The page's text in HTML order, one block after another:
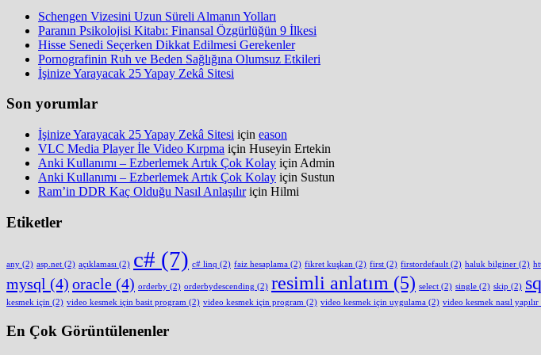
Schengen Vizesini Uzun Süreli Almanın Yolları
Paranın Psikolojisi Kitabı: Finansal Özgürlüğün 9 İlkesi
Hisse Senedi Seçerken Dikkat Edilmesi Gerekenler
Pornografinin Ruh ve Beden Sağlığına Olumsuz Etkileri
İşinize Yarayacak 25 Yapay Zekâ Sitesi
Son yorumlar
İşinize Yarayacak 25 Yapay Zekâ Sitesi için eason
VLC Media Player İle Video Kırpma için Huseyin Ertekin
Anki Kullanımı – Ezberlemek Artık Çok Kolay için Admin
Anki Kullanımı – Ezberlemek Artık Çok Kolay için Sustun
Ram’in DDR Kaç Olduğu Nasıl Anlaşılıriçin Hilmi
Etiketler
any (2) asp.net (2) açıklaması (2) c# (7) c# linq (2) faiz hesaplama (2) fikret kuşkan (2) first (2) firstordefault (2) haluk bilginer (2)
mysql (4) oracle (4) orderby (2) orderbydescending (2) resimli anlatım (5) select (2) single (2) skip (2)
kesmek için (2) video kesmek için basit program (2) video kesmek için program (2) video kesmek için uygulama (2) video kesmek nasıl yapılır
En Çok Görüntülenenler